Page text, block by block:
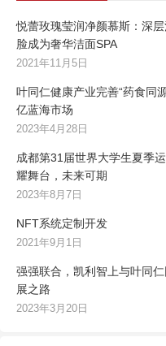
悦蕾玫瑰莹润净颜慕斯：深
脸成为奢华洁面SPA
2021年11月5日
叶同仁健康产业完善“药食同
亿蓝海市场
2023年4月28日
成都第31届世界大学生夏季
耀舞台，未来可期
2023年8月7日
NFT系统定制开发
2021年9月1日
强强联合，凯利智上与叶同
展之路
2023年3月20日